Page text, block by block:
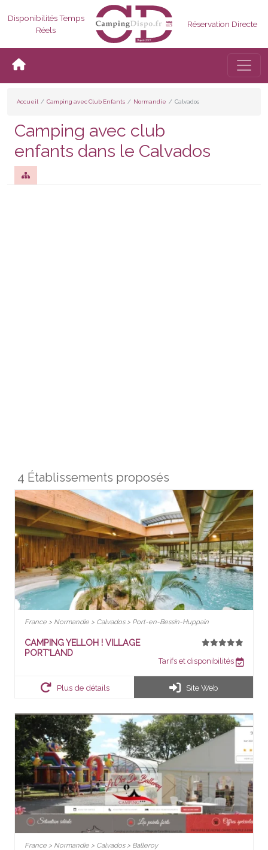
Disponibilités Temps
Réels
Réservation Directe
Accueil Camping avec Club Enfants Normandie Calvados
Camping avec club
enfants dans le Calvados
4 Établissements proposés
France > Normandie > Calvados > Port-en-Bessin-Huppain
CAMPING YELLOH ! VILLAGE
PORT'LAND
Tarifs et disponibilités
Plus de détails Site Web
France > Normandie > Calvados > Balleroy